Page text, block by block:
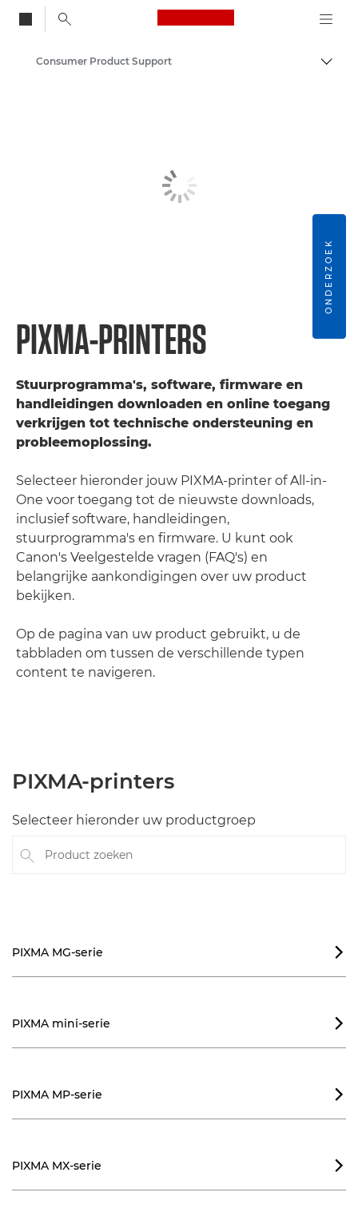
Canon Logo, back
Consumer Product Support
PIXMA-PRINTERS
Stuurprogramma's, software, firmware en
handleidingen downloaden en online toegang
verkrijgen tot technische ondersteuning en
probleemoplossing.
Selecteer hieronder jouw PIXMA-printer of All-in-
One voor toegang tot de nieuwste downloads,
inclusief software, handleidingen,
stuurprogramma's en firmware. U kunt ook
Canon's Veelgestelde vragen (FAQ's) en
belangrijke aankondigingen over uw product
bekijken.
Op de pagina van uw product gebruikt, u de
tabbladen om tussen de verschillende typen
content te navigeren.
PIXMA-printers
Selecteer hieronder uw productgroep
Product zoeken
PIXMA MG-serie 
PIXMA mini-serie 
PIXMA MP-serie 
PIXMA MX-serie 
ONDERZOEK